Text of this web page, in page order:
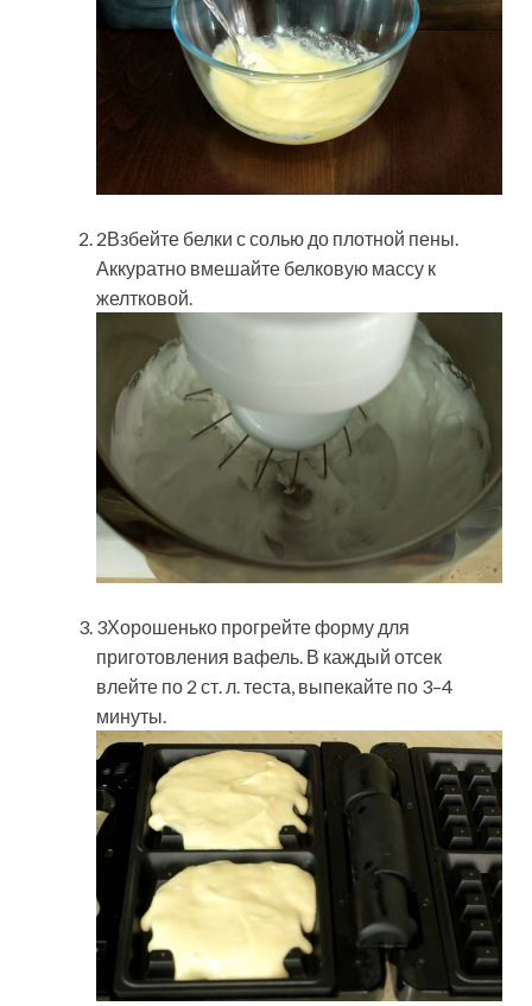
2Взбейте белки с солью до плотной пены.
Аккуратно вмешайте белковую массу к
желтковой.
3Хорошенько прогрейте форму для
приготовления вафель. В каждый отсек
влейте по 2 ст. л. теста, выпекайте по 3–4
минуты.